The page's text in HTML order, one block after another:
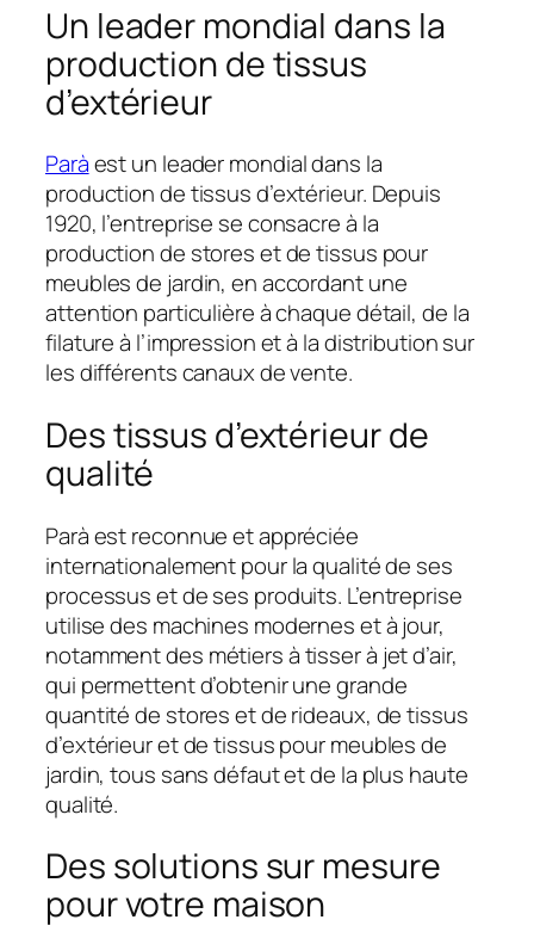
Un leader mondial dans la
production de tissus
d’extérieur
Paràest un leader mondial dans la
production de tissus d’extérieur. Depuis
1920, l’entreprise se consacre à la
production de stores et de tissus pour
meubles de jardin, en accordant une
attention particulière à chaque détail, de la
filature à l’impression et à la distribution sur
les différents canaux de vente.
Des tissus d’extérieur de
qualité
Parà est reconnue et appréciée
internationalement pour la qualité de ses
processus et de ses produits. L’entreprise
utilise des machines modernes et à jour,
notamment des métiers à tisser à jet d’air,
qui permettent d’obtenir une grande
quantité de stores et de rideaux, de tissus
d’extérieur et de tissus pour meubles de
jardin, tous sans défaut et de la plus haute
qualité.
Des solutions sur mesure
pour votre maison